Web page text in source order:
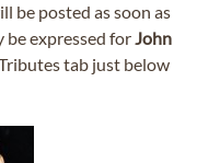
be posted as soon as
be expressed forJohn
tab just below